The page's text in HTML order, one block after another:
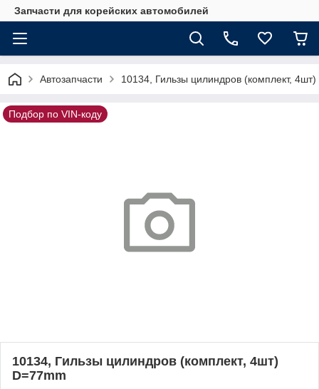
Запчасти для корейских автомобилей
Автозапчасти 10134, Гильзы цилиндров (комплект,
Подбор по VIN-коду
10134, Гильзы цилиндров (комплект, 4шт)
D=77mm